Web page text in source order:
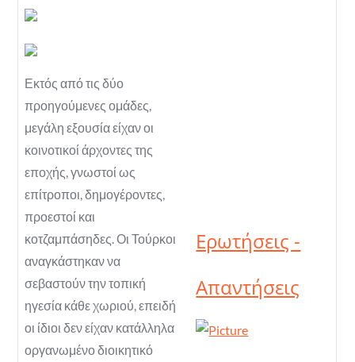
Εκτός από τις δύο
προηγούμενες ομάδες,
μεγάλη εξουσία είχαν οι
κοινοτικοί άρχοντες της
εποχής, γνωστοί ως
επίτροποι, δημογέροντες,
προεστοί και
κοτζαμπάσηδες. Οι Τούρκοι
αναγκάστηκαν να
σεβαστούν την τοπική
ηγεσία κάθε χωριού, επειδή
οι ίδιοι δεν είχαν κατάλληλα
οργανωμένο διοικητικό
Ερωτήσεις -
Απαντήσεις